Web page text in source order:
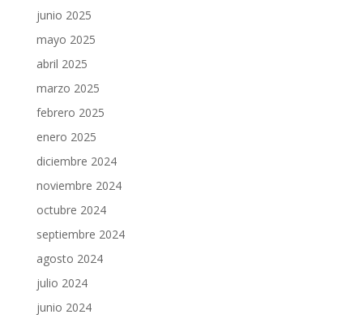
junio 2025
mayo 2025
abril 2025
marzo 2025
febrero 2025
enero 2025
diciembre 2024
noviembre 2024
octubre 2024
septiembre 2024
agosto 2024
julio 2024
junio 2024